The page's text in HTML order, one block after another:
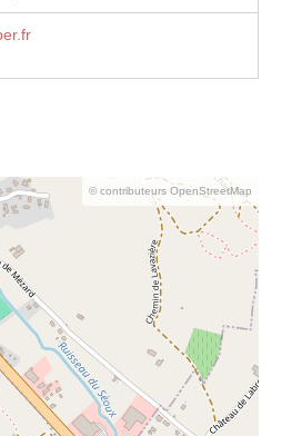
© contributeurs OpenStreetMap